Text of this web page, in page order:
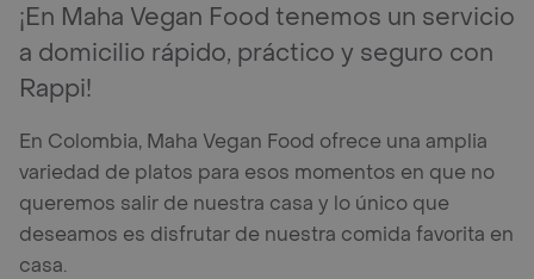
¡En Maha Vegan Food tenemos un servicio
a domicilio rápido, práctico y seguro con
Rappi!
En Colombia, Maha Vegan Food ofrece una amplia
variedad de platos para esos momentos en que no
queremos salir de nuestra casa y lo único que
deseamos es disfrutar de nuestra comida favorita en
casa.